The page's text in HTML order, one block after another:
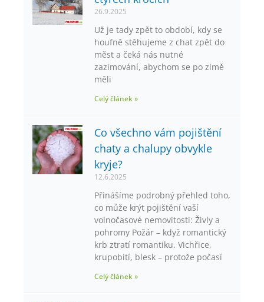
26.9.2025
Už je tady zpět to období, kdy se
houfně stěhujeme z chat zpět do
měst a čeká nás nutné
zazimování, abychom se po zimě
měli
Celý článek »
Co všechno vám pojištění
chaty a chalupy obvykle
kryje?
12.6.2025
Přinášíme podrobný přehled toho,
co může krýt pojištění vaší
volnočasové nemovitosti: Živly a
pohromy Požár – když romantický
krb ztratí romantiku. Vichřice,
krupobití, blesk – protože počasí
Celý článek »